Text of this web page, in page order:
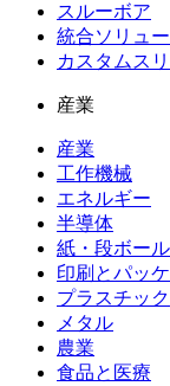
スルーボア
統合ソリュ
カスタムス
産業
産業
工作機械
エネルギー
半導体
紙・段ボー
印刷とパッ
プラスチック
メタル
農業
食品と医療